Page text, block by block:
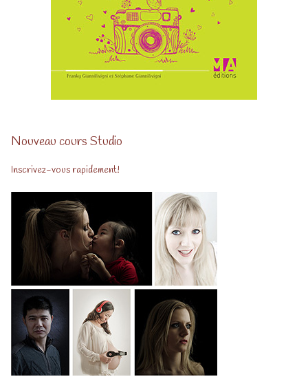
Nouveau cours Studio
Inscrivez-vous rapidement!